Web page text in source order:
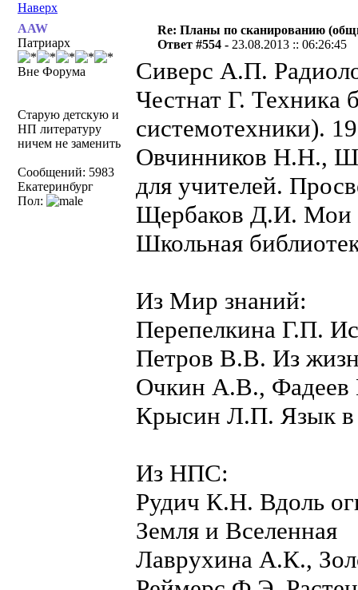
Наверх
AAW
Патриарх
Вне Форума
Старую детскую и
НП литературу
ничем не заменить
Сообщений: 5983
Екатеринбург
Пол:
Re: Планы по сканированию
Ответ #554 - 23.08.2013 :: 06:26:45
Сиверс А.П.
Честнат Г. Техника
системотехники).
Овчинников Н.Н.,
для учителей.
Щербаков Д.И. Мои
Школьная
Из Мир знаний:
Перепелкина Г.П.
Петров В.В. Из
Очкин А.В., Фадеев
Крысин Л.П. Язык в
Из НПС:
Рудич К.Н. Вдоль
Земля и Вселенная
Лаврухина А.К.,